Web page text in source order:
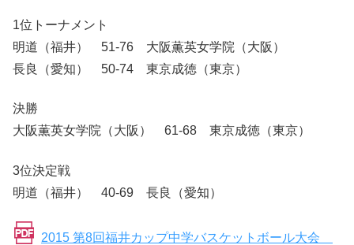
1位トーナメント
明道（福井） 51-76 大阪薫英女学院（大阪）
長良（愛知） 50-74 東京成徳（東京）
決勝
大阪薫英女学院（大阪） 61-68 東京成徳（東京）
3位決定戦
明道（福井） 40-69 長良（愛知）
2015 第8回福井カップ中学バスケットボール大会